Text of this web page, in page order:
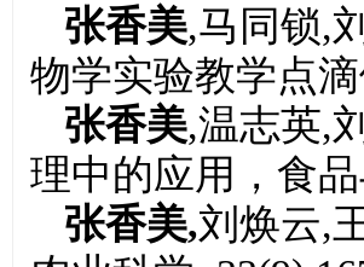
张香美,马同锁,
物学实验教学点
张香美,温志英,
理中的应用，食
张香美,刘焕云,